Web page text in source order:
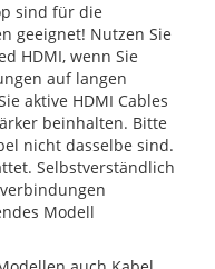
sind für die
geeignet! Nutzen Sie
HDMI, wenn Sie
auf langen
aktive HDMI Cables
beinhalten. Bitte
nicht dasselbe sind.
Selbstverständlich
Modell